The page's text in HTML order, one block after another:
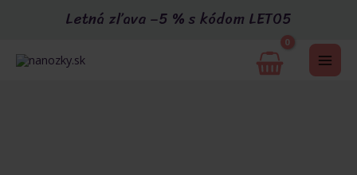
obsah
Letná zľava –5 % s kódom LETO5